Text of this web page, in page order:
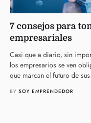
7 consejos para
empresariales
Casi que a diario, sin
los empresarios se ven
que marcan el futuro de
BY SOY EMPRENDEDOR